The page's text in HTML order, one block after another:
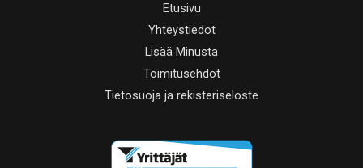
Etusivu
Yhteystiedot
Lisää Minusta
Toimitusehdot
Tietosuoja ja rekisteriseloste